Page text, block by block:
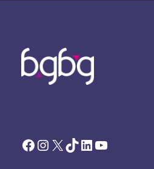
Facebook Instagram X TikTok LinkedIn YouTube